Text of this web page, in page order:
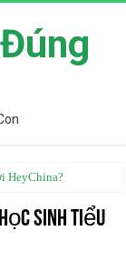
HeyChina?
Nhìn Chuyên Gia
sinh tiểu